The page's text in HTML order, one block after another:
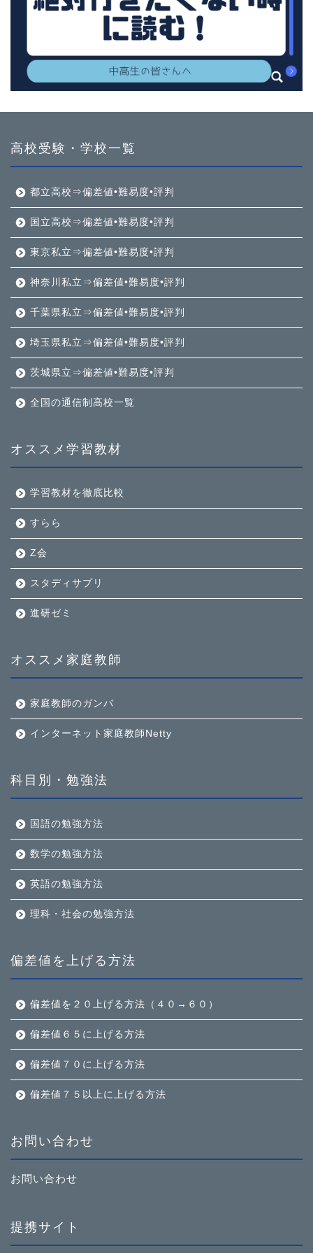
高校受験・学校一覧
都立高校⇒偏差値•難易度•評判
国立高校⇒偏差値•難易度•評判
東京私立⇒偏差値•難易度•評判
神奈川私立⇒偏差値•難易度•評判
千葉県私立⇒偏差値•難易度•評判
埼玉県私立⇒偏差値•難易度•評判
茨城県立⇒偏差値•難易度•評判
全国の通信制高校一覧
オススメ学習教材
学習教材を徹底比較
すらら
Z会
スタディサプリ
進研ゼミ
オススメ家庭教師
家庭教師のガンバ
インターネット家庭教師Netty
科目別・勉強法
国語の勉強方法
数学の勉強方法
英語の勉強方法
理科・社会の勉強方法
偏差値を上げる方法
偏差値を２０上げる方法（４０→６０）
偏差値６５に上げる方法
偏差値７０に上げる方法
偏差値７５以上に上げる方法
お問い合わせ
お問い合わせ
提携サイト